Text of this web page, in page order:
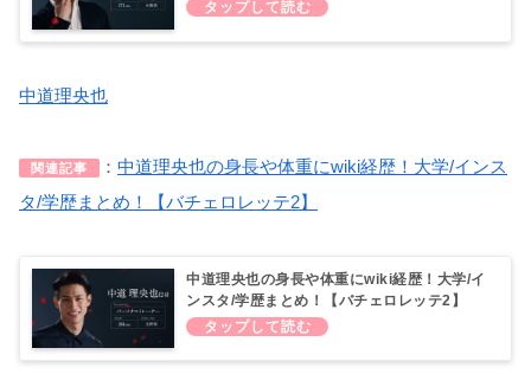
中道理央也
関連記事 ： 中道理央也の身長や体重にwiki経歴！大学/インス
タ/学歴まとめ！【バチェロレッテ2】
中道理央也の身長や体重にwiki経歴！大学/イ
ンスタ/学歴まとめ！【バチェロレッテ2】